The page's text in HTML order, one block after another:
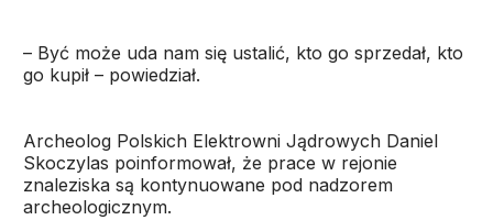
– Być może uda nam się ustalić, kto go sprzedał, kto
go kupił – powiedział.
Archeolog Polskich Elektrowni Jądrowych Daniel
Skoczylas poinformował, że prace w rejonie
znaleziska są kontynuowane pod nadzorem
archeologicznym.